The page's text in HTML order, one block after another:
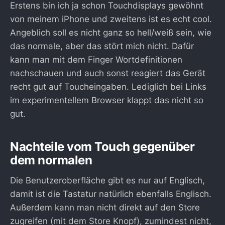
Erstens bin ich ja schon Touchdisplays gewöhnt
von meinem iPhone und zweitens ist es echt cool.
Angeblich soll es nicht ganz so hell/weiß sein, wie
das normale, aber das stört mich nicht. Dafür
kann man mit dem Finger Wortdefinitionen
nachschauen und auch sonst reagiert das Gerät
recht gut auf Toucheingaben. Lediglich bei Links
im experimentellem Browser klappt das nicht so
gut.
Nachteile vom Touch gegenüber
dem normalen
Die Benutzeroberfläche gibt es nur auf Englisch,
damit ist die Tastatur natürlich ebenfalls Englisch.
Außerdem kann man nicht direkt auf den Store
zugreifen (mit dem Store Knopf), zumindest nicht,